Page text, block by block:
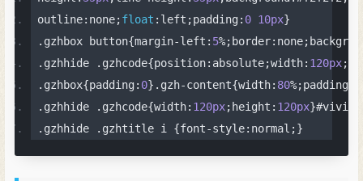
outline: none;float : left ;padding : 0 10px}
. gzhbox button{margin-left : 5%; border: none;
. gzhhide . gzhcode{position: absolute;width: 120px;
. gzhbox{padding : 0}. gzh-content{width: 80%;padding:
. gzhhide . gzhcode{width: 120px; height : 120px}#
. gzhhide . gzhtitle i {font-style: normal ;}